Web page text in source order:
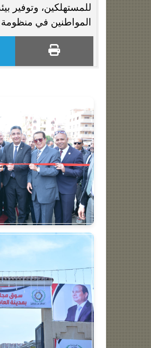
للمستهلكين، وتوفير
المواطنين في منظومة